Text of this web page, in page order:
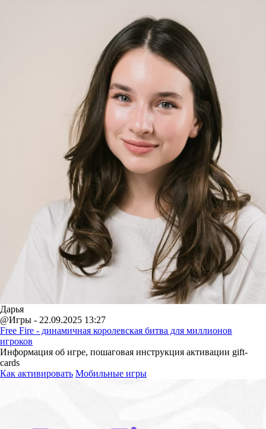
Дарья
@Игры - 22.09.2025 13:27
Free Fire - динамичная королевская битва для миллионов
игроков
Информация об игре, пошаговая инструкция активации gift-
cards
Как активировать Мобильные игры